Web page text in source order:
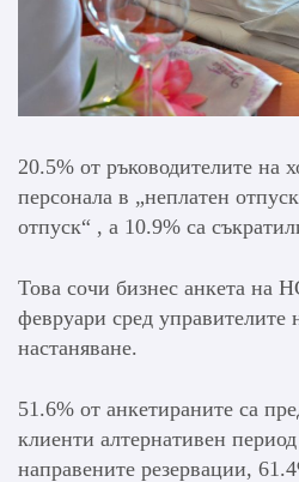
20.5% от ръководителите на
персонала в „неплатен
отпуск“ , а 10.9% са
Това сочи бизнес анкета на
февруари сред управителите
настаняване.
51.6% от анкетираните са
клиенти алтернативен
направените резервации,